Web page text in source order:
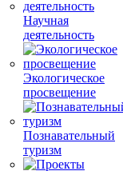
Научная
деятельность
Экологическое
просвещение
Познавательный
туризм